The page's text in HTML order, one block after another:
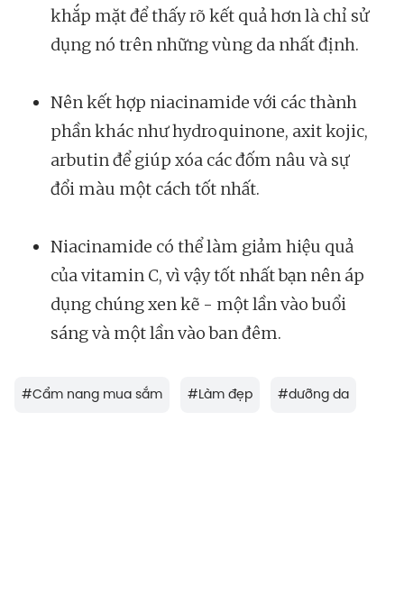
khắp mặt để thấy rõ kết quả hơn là chỉ sử
dụng nó trên những vùng da nhất định.
Nên kết hợp niacinamide với các thành
phần khác như hydroquinone, axit kojic,
arbutin để giúp xóa các đốm nâu và sự
đổi màu một cách tốt nhất.
Niacinamide có thể làm giảm hiệu quả
của vitamin C, vì vậy tốt nhất bạn nên áp
dụng chúng xen kẽ - một lần vào buổi
sáng và một lần vào ban đêm.
#Cẩm nang mua sắm #Làm đẹp #dưỡng da